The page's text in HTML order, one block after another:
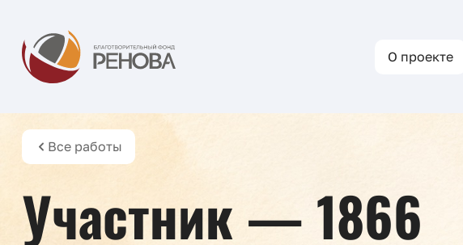
О проекте
Все работы
Участник — 1866